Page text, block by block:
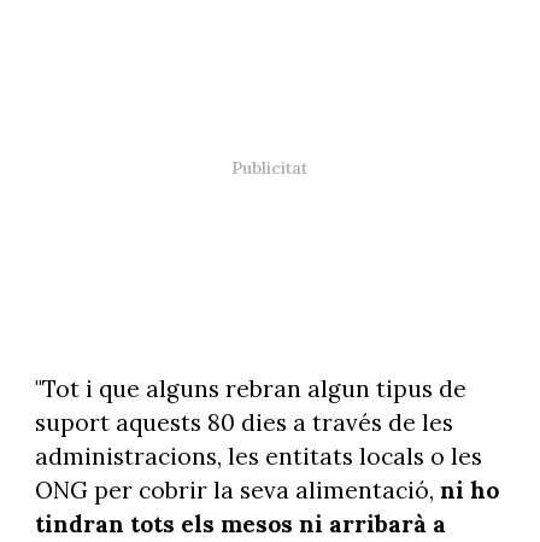
"Tot i que alguns rebran algun tipus de
suport aquests 80 dies a través de les
administracions, les entitats locals o les
ONG per cobrir la seva alimentació, ni ho
tindran tots els mesos ni arribarà a